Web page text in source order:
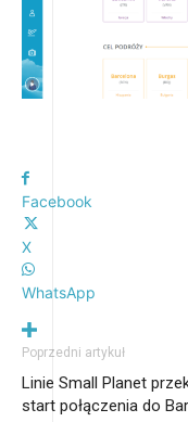
Facebook
X
WhatsApp
Poprzedni artykuł
Linie Small Planet
start połączenia do